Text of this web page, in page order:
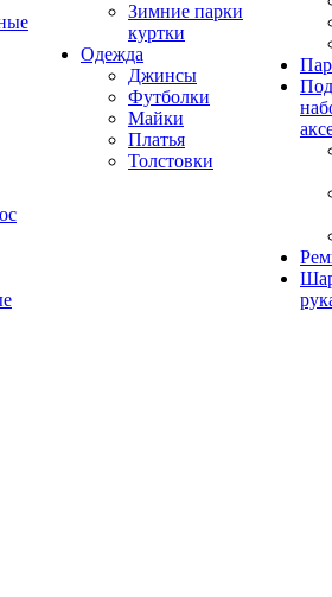
Зимние парки
куртки
Одежда
Джинсы
Футболки
Майки
Платья
Толстовки